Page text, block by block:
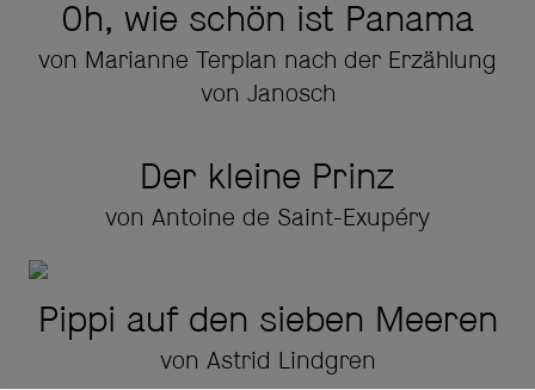
Oh, wie schön ist Panama
von Marianne Terplan nach der Erzählung
von Janosch
Der kleine Prinz
von Antoine de Saint-Exupéry
Pippi auf den sieben Meeren
von Astrid Lindgren